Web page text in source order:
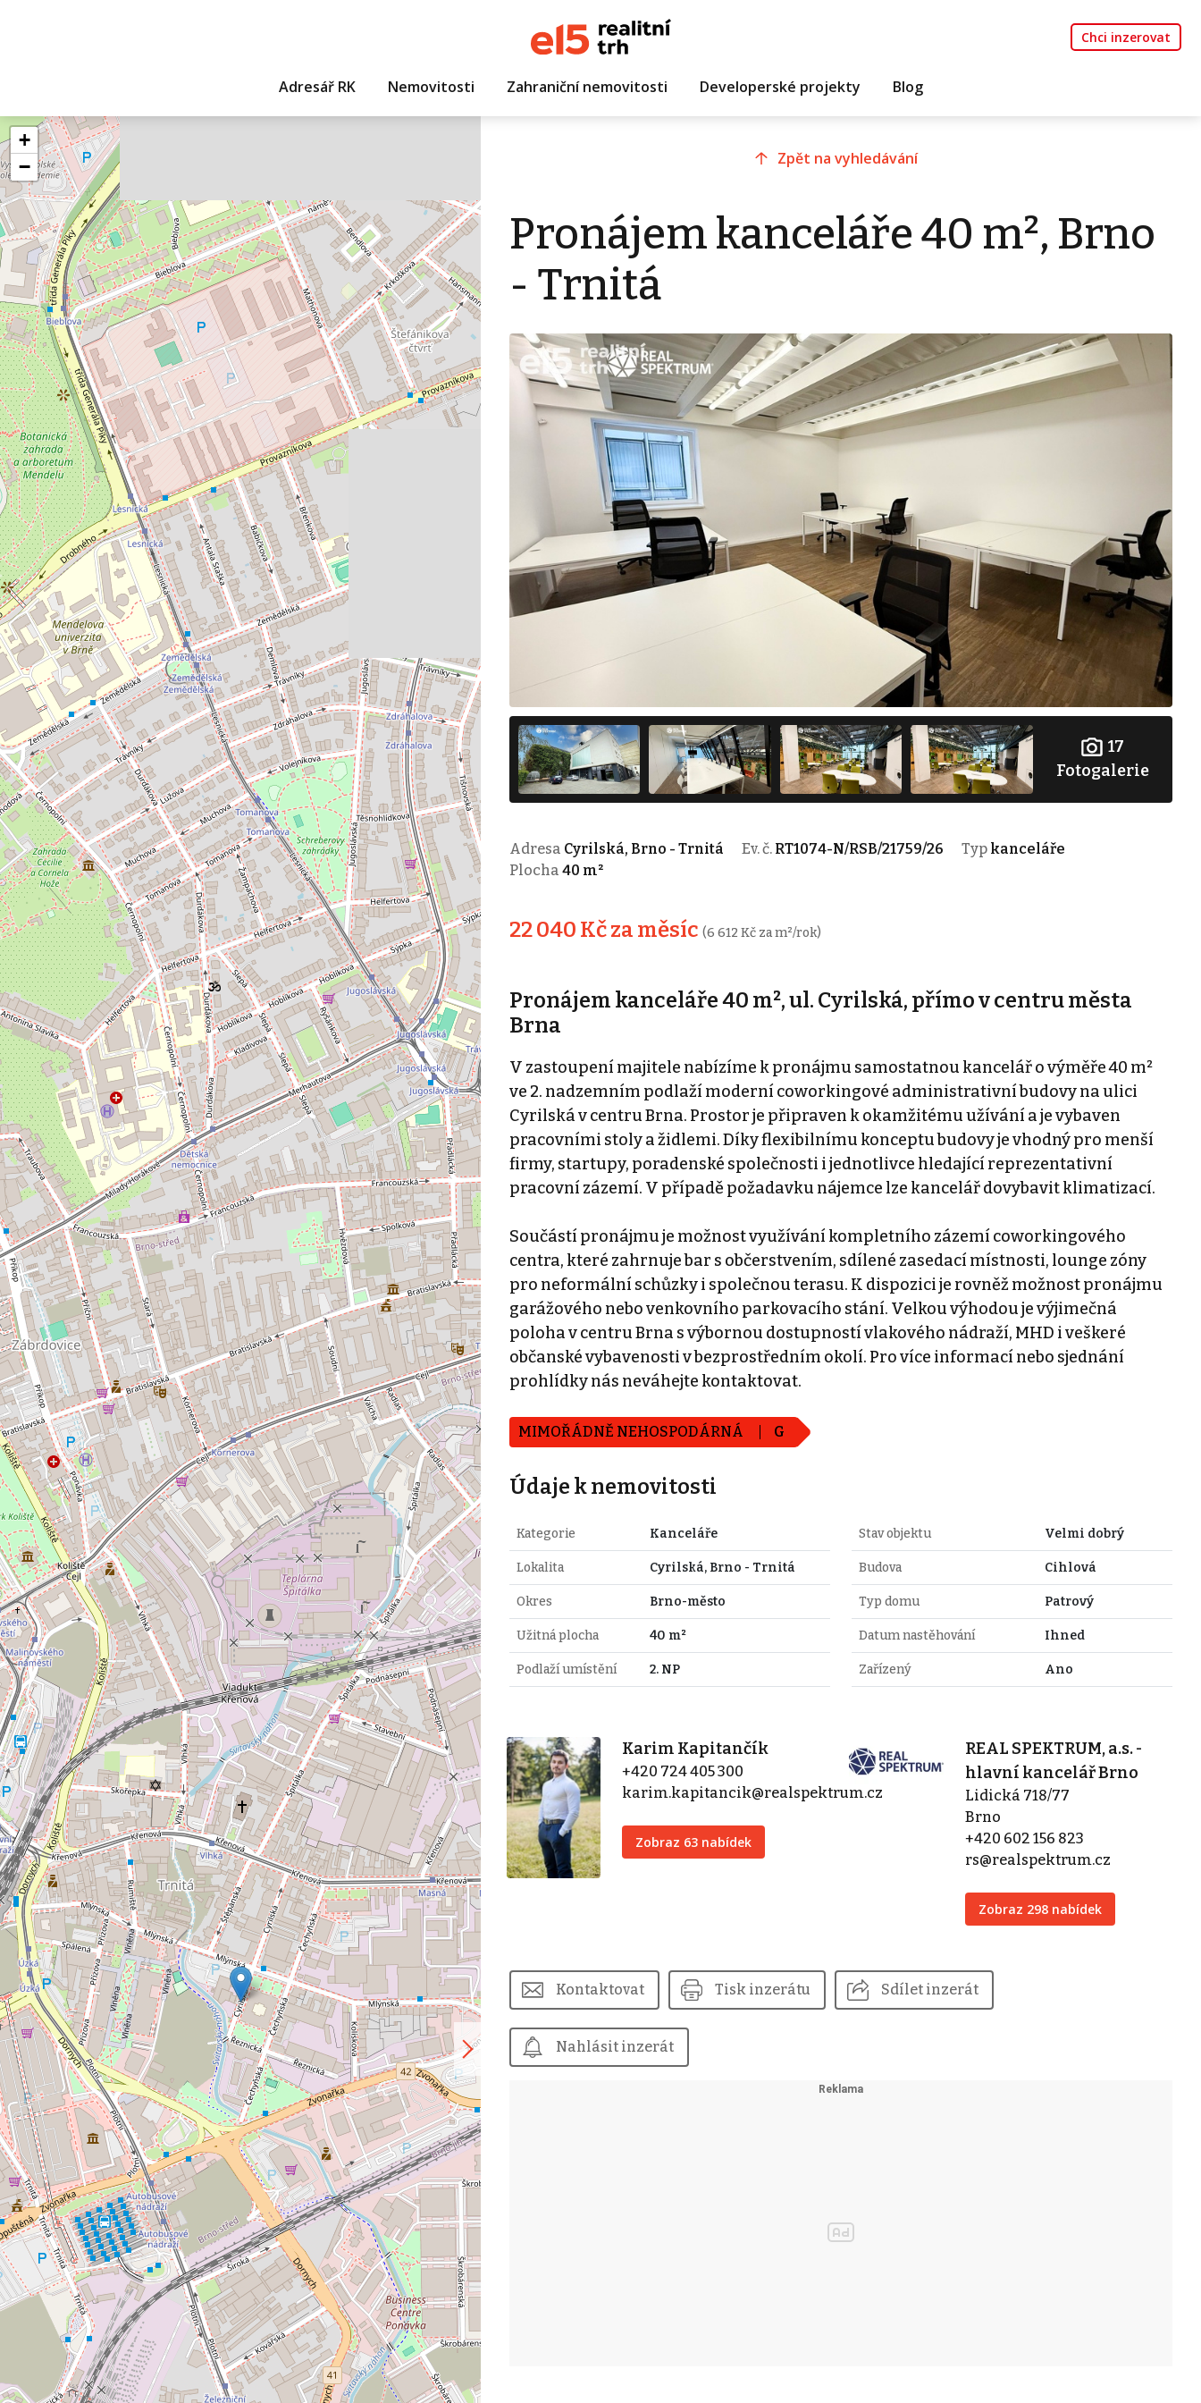
Chci inzerovat
Adresář RK Nemovitosti Zahraniční nemovitosti Developerské projekty Blog
+
−
Zpět na vyhledávání
Pronájem kanceláře 40 m², Brno
- Trnitá
17
Fotogalerie
Adresa Cyrilská, Brno - Trnitá Ev. č. RT1074-N/RSB/21759/26 Typ kanceláře
Plocha 40 m²
22 040 Kč za měsíc (6 612 Kč za m²/rok)
Pronájem kanceláře 40 m², ul. Cyrilská, přímo v centru města
Brna
V zastoupení majitele nabízíme k pronájmu samostatnou kancelář o výměře 40 m²
ve 2. nadzemním podlaží moderní coworkingové administrativní budovy na ulici
Cyrilská v centru Brna. Prostor je připraven k okamžitému užívání a je vybaven
pracovními stoly a židlemi. Díky flexibilnímu konceptu budovy je vhodný pro menší
firmy, startupy, poradenské společnosti i jednotlivce hledající reprezentativní
pracovní zázemí. V případě požadavku nájemce lze kancelář dovybavit klimatizací.
Součástí pronájmu je možnost využívání kompletního zázemí coworkingového
centra, které zahrnuje bar s občerstvením, sdílené zasedací místnosti, lounge zóny
pro neformální schůzky i společnou terasu. K dispozici je rovněž možnost pronájmu
garážového nebo venkovního parkovacího stání. Velkou výhodou je výjimečná
poloha v centru Brna s výbornou dostupností vlakového nádraží, MHD i veškeré
občanské vybavenosti v bezprostředním okolí. Pro více informací nebo sjednání
prohlídky nás neváhejte kontaktovat.
MIMOŘÁDNĚ NEHOSPODÁRNÁ G
Údaje k nemovitosti
Kategorie Kanceláře
Lokalita Cyrilská, Brno - Trnitá
Okres Brno-město
Užitná plocha 40 m²
Podlaží umístění 2. NP
Stav objektu Velmi dobrý
Budova Cihlová
Typ domu Patrový
Datum nastěhování Ihned
Zařízený Ano
Karim Kapitančík
+420 724 405 300
karim.kapitancik@realspektrum.cz
Zobraz 63 nabídek
REAL SPEKTRUM, a.s. -
hlavní kancelář Brno
Lidická 718/77
Brno
+420 602 156 823
rs@realspektrum.cz
Zobraz 298 nabídek
Kontaktovat Tisk inzerátu Sdílet inzerát
Nahlásit inzerát